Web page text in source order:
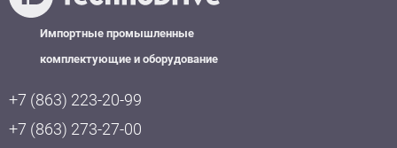
Импортные промышленные
комплектующие и оборудование
+7 (863) 223-20-99
+7 (863) 273-27-00